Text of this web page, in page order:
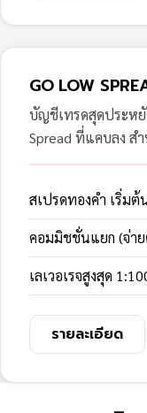
GO LOW
บัญชีเทรดสุดประห
Spread ที่แคบลง ส
สเปรดทองคำ เริ่ม
คอมมิชชั่นแยก (จ่าย
เลเวอเรจสูงสุด
รายละเอียด